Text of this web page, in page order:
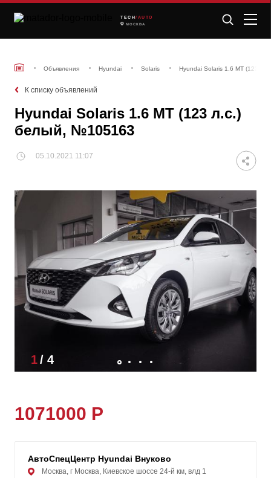
TECH /AUTO
МОСКВА
Объявления Hyundai Solaris Hyundai Solaris 1.6 MT (123
К списку объявлений
Hyundai Solaris 1.6 MT (123 л.с.)
белый, №105163
05.10.2021 11:07
1/ 4
1071000 Р
АвтоСпецЦентр Hyundai Внуково
Москва, г Москва, Киевское шоссе 24-й км, влд 1